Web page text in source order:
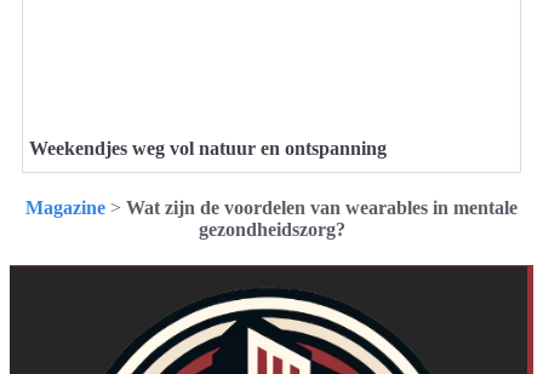
Weekendjes weg vol natuur en ontspanning
Magazine > Wat zijn de voordelen van wearables in mentale
gezondheidszorg?